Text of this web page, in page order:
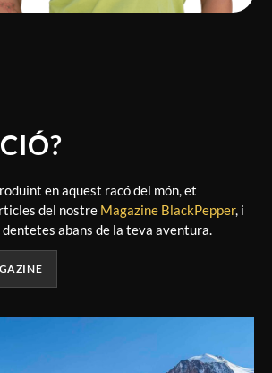
en aquest racó del món, et
del nostre Magazine BlackPepper, i
abans de la teva aventura.